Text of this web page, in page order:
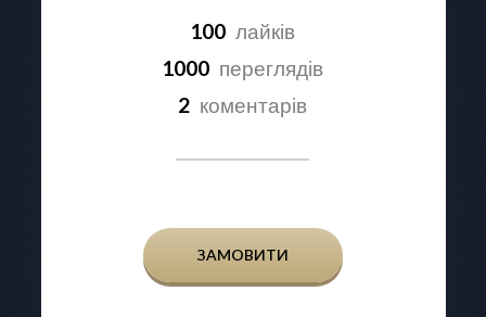
100 лайків
1000 переглядів
2 коментарів
ЗАМОВИТИ